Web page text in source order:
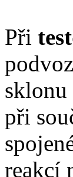
Při
při
reakcí